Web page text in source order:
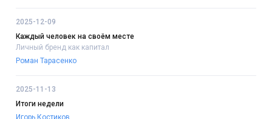
2025-12-09
Каждый человек на своём месте
Личный бренд как капитал
Роман Тарасенко
2025-11-13
Итоги недели